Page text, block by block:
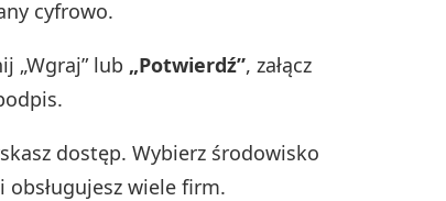
cyfrowo.
„Wgraj” lub „Potwierdź”, załącz
dostęp. Wybierz środowisko
wiele firm.